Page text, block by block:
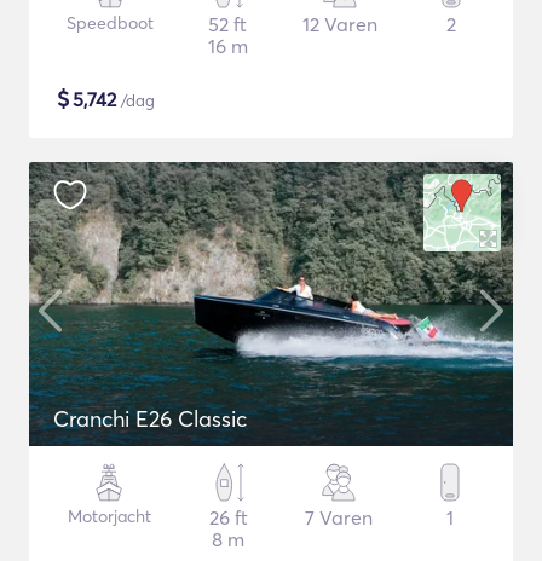
Speedboot
52 ft
16 m
12 Varen 2
$5,742/dag
Cranchi E26 Classic
Motorjacht
26 ft
8 m
7 Varen 1